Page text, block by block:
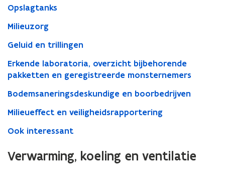
Opslagtanks
Milieuzorg
Geluid en trillingen
Erkende laboratoria, overzicht bijbehorende
pakketten en geregistreerde monsternemers
Bodemsaneringsdeskundige en boorbedrijven
Milieueffect en veiligheidsrapportering
Ook interessant
Verwarming, koeling en ventilatie